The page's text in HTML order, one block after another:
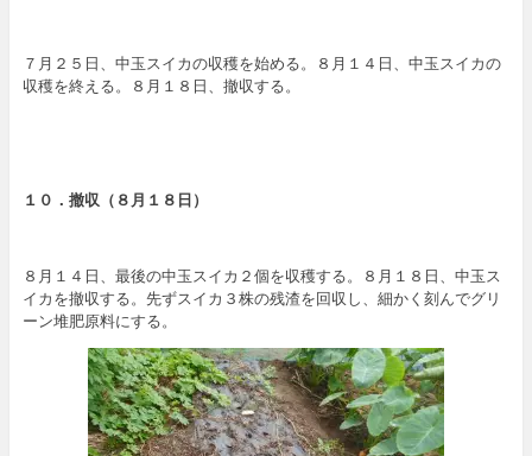
７月２５日、中玉スイカの収穫を始める。８月１４日、中玉スイカの
収穫を終える。８月１８日、撤収する。
１０．撤収（８月１８日）
８月１４日、最後の中玉スイカ２個を収穫する。８月１８日、中玉ス
イカを撤収する。先ずスイカ３株の残渣を回収し、細かく刻んでグリ
ーン堆肥原料にする。